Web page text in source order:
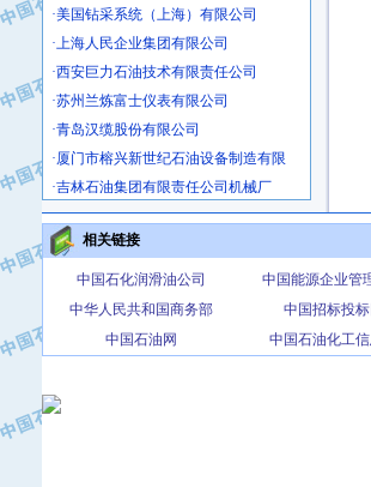
·大港油田集团中成机械制造有限公司
·承德司达石油装备开发公司
·大港油田集团中成机械制造有限公司
·四川明星电缆有限公司
·中国石油大庆石油化工总厂
·北京三盈联合石油技术有限公司
·北京长空工业有限公司
相关链接
中国石化润滑油公司 中国能源企业管
中华人民共和国商务部
中国招标投标
中国石油网
中国石油化工信